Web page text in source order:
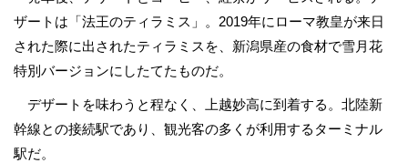
ザートは「法王のティラミス」。2019年にローマ教皇が来日
された際に出されたティラミスを、新潟県産の食材で雪月花
特別バージョンにしたてたものだ。
デザートを味わうと程なく、上越妙高に到着する。北陸新
幹線との接続駅であり、観光客の多くが利用するターミナル
駅だ。